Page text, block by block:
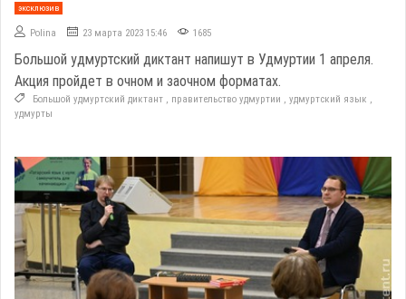
эксклюзив
Polina 23 марта 2023 15:46 1685
Большой удмуртский диктант напишут в Удмуртии 1 апреля.
Акция пройдет в очном и заочном форматах.
Большой удмуртский диктант правительство удмуртии удмуртский язык
удмурты